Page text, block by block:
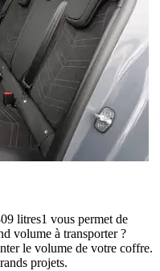
litres1 vous permet de
volume à transporter ?
le volume de votre coffre.
projets.